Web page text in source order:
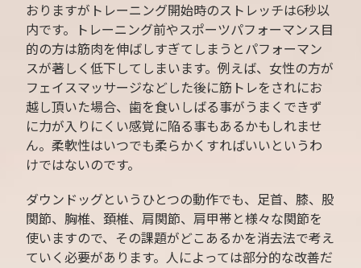
おりますがトレーニング開始時のストレッチは6秒以
内です。トレーニング前やスポーツパフォーマンス目
的の方は筋肉を伸ばしすぎてしまうとパフォーマン
スが著しく低下してしまいます。例えば、女性の方が
フェイスマッサージなどした後に筋トレをされにお
越し頂いた場合、歯を食いしばる事がうまくできず
に力が入りにくい感覚に陥る事もあるかもしれませ
ん。柔軟性はいつでも柔らかくすればいいというわ
けではないのです。
ダウンドッグというひとつの動作でも、足首、膝、股
関節、胸椎、頚椎、肩関節、肩甲帯と様々な関節を
使いますので、その課題がどこあるかを消去法で考え
ていく必要があります。人によっては部分的な改善だ